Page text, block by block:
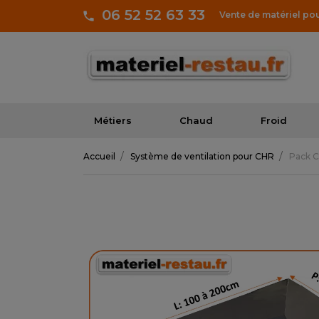
06 52 52 63 33 Vente de matériel
Métiers Chaud Froid
Accueil Système de ventilation pour CHR Pack